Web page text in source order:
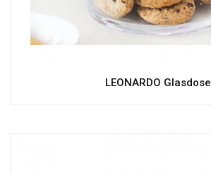
LEONARDO Glasdose